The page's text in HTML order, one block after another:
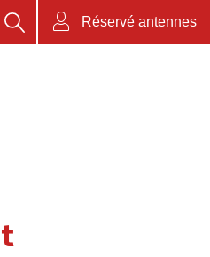
Réservé antennes